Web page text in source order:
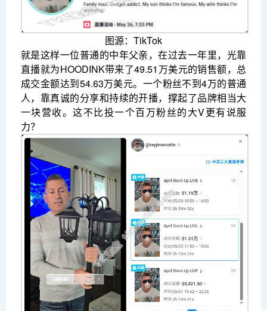
图源：TikTok
就是这样一位普通的中年父亲，在过去一年里，光靠
直播就为HOODINK带来了49.51万美元的销售额，总
成交金额达到54.63万美元。一个粉丝不到4万的普通
人，靠真诚的分享和持续的开播，撑起了品牌相当大
一块营收。这不比投一个百万粉丝的大V更有说服
力？